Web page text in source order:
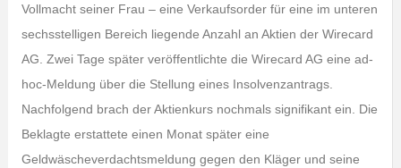
Vollmacht seiner Frau – eine Verkaufsorder für eine im unteren
sechsstelligen Bereich liegende Anzahl an Aktien der Wirecard
AG. Zwei Tage später veröffentlichte die Wirecard AG eine ad-
hoc-Meldung über die Stellung eines Insolvenzantrags.
Nachfolgend brach der Aktienkurs nochmals signifikant ein. Die
Beklagte erstattete einen Monat später eine
Geldwäscheverdachtsmeldung gegen den Kläger und seine